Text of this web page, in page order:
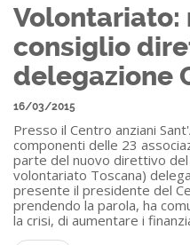
Volontariato:
consiglio
delegazione
16/03/2015
Presso il Centro anziani
componenti delle 23
parte del nuovo direttivo
volontariato Toscana)
presente il presidente del
prendendo la parola, ha
la crisi, di aumentare i